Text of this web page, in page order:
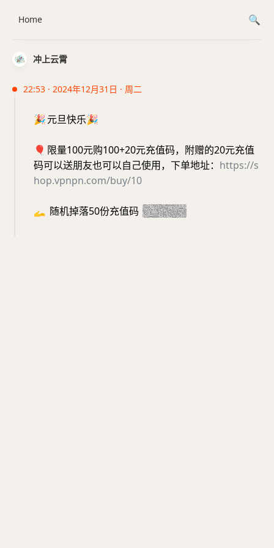
冲上云霄
22:53 · 2024年12月31日 · 周二
🎉元旦快乐🎉
🎈 限量100元购100+20元充值码，附赠的20元充值
码可以送朋友也可以自己使用，下单地址： https://s
hop.vpnpn.com/buy/10
🫴 随机掉落50份充值码 20250101
Home